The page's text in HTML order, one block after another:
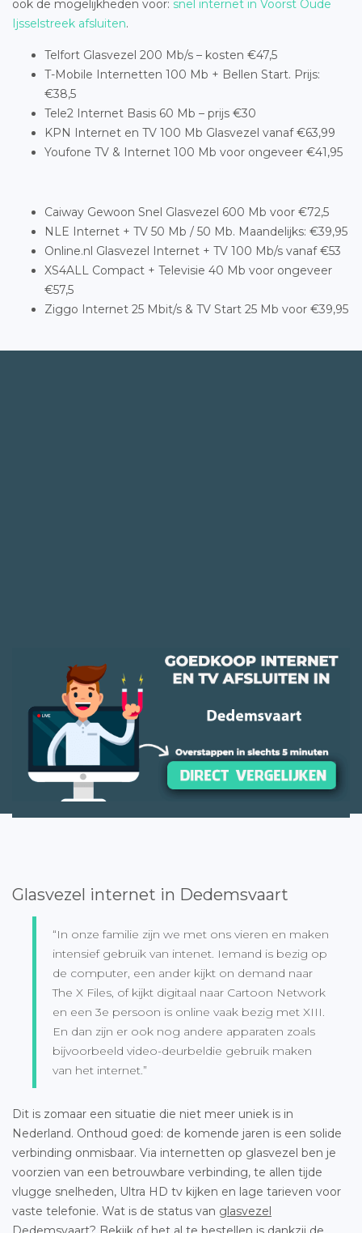
ook de mogelijkheden voor: snel internet in Voorst Oude
Ijsselstreek afsluiten.
Telfort Glasvezel 200 Mb/s – kosten €47,5
T-Mobile Internetten 100 Mb + Bellen Start. Prijs:
€38,5
Tele2 Internet Basis 60 Mb – prijs €30
KPN Internet en TV 100 Mb Glasvezel vanaf €63,99
Youfone TV & Internet 100 Mb voor ongeveer €41,95
Caiway Gewoon Snel Glasvezel 600 Mb voor €72,5
NLE Internet + TV 50 Mb / 50 Mb. Maandelijks: €39,95
Online.nl Glasvezel Internet + TV 100 Mb/s vanaf €53
XS4ALL Compact + Televisie 40 Mb voor ongeveer
€57,5
Ziggo Internet 25 Mbit/s & TV Start 25 Mb voor €39,95
Glasvezel internet in Dedemsvaart
“In onze familie zijn we met ons vieren en maken
intensief gebruik van intenet. Iemand is bezig op
de computer, een ander kijkt on demand naar
The X Files, of kijkt digitaal naar Cartoon Network
en een 3e persoon is online vaak bezig met XIII.
En dan zijn er ook nog andere apparaten zoals
bijvoorbeeld video-deurbeldie gebruik maken
van het internet.”
Dit is zomaar een situatie die niet meer uniek is in
Nederland. Onthoud goed: de komende jaren is een solide
verbinding onmisbaar. Via internetten op glasvezel ben je
voorzien van een betrouwbare verbinding, te allen tijde
vlugge snelheden, Ultra HD tv kijken en lage tarieven voor
vaste telefonie. Wat is de status van glasvezel